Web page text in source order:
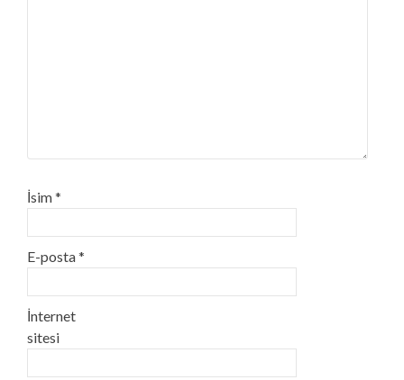
İsim*
E-posta*
İnternet
sitesi